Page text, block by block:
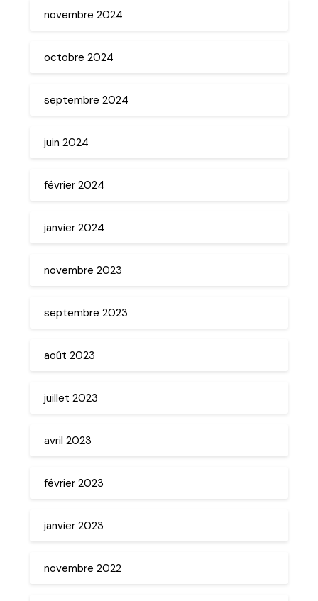
novembre 2024
octobre 2024
septembre 2024
juin 2024
février 2024
janvier 2024
novembre 2023
septembre 2023
août 2023
juillet 2023
avril 2023
février 2023
janvier 2023
novembre 2022